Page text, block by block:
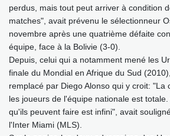
perdus, mais tout peut arriver à condition
matches", avait prévenu le sélectionneur
novembre après une quatrième défaite
équipe, face à la Bolivie (3-0).
Depuis, celui qui a notamment mené les
finale du Mondial en Afrique du Sud
remplacé par Diego Alonso qui y croit: "La
les joueurs de l'équipe nationale est
qu'ils peuvent faire est infini", avait
l'Inter Miami (MLS).